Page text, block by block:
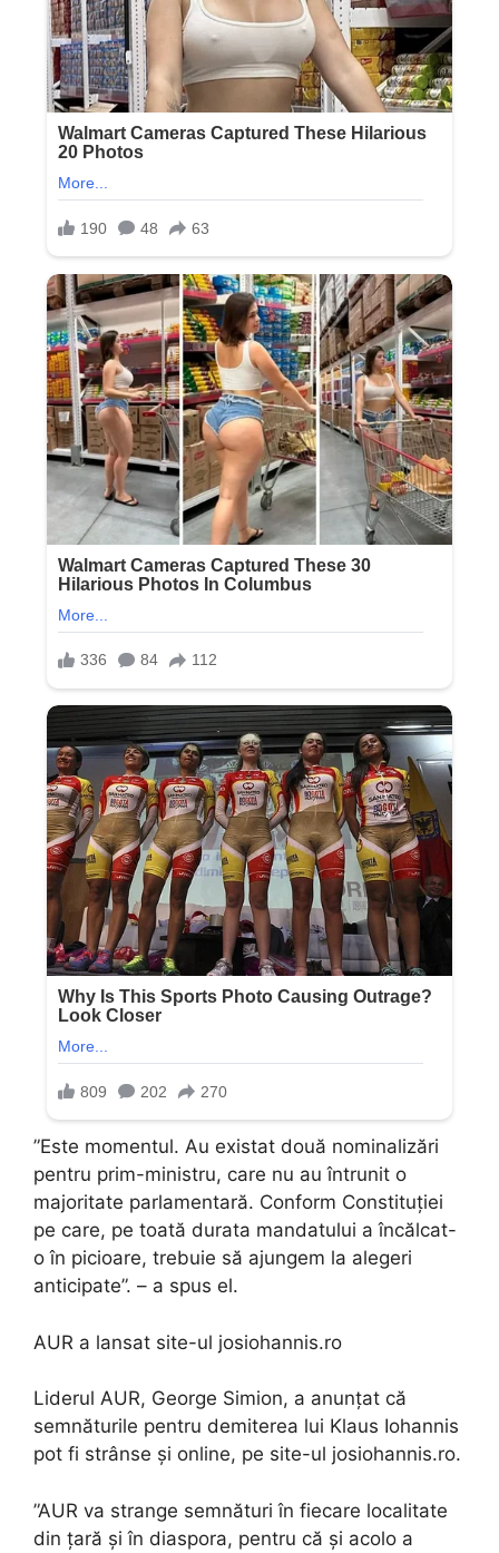
”Este momentul. Au existat două nominalizări
pentru prim-ministru, care nu au întrunit o
majoritate parlamentară. Conform Constituției
pe care, pe toată durata mandatului a încălcat-
o în picioare, trebuie să ajungem la alegeri
anticipate”. – a spus el.
AUR a lansat site-ul josiohannis.ro
Liderul AUR, George Simion, a anunțat că
semnăturile pentru demiterea lui Klaus Iohannis
pot fi strânse și online, pe site-ul josiohannis.ro.
”AUR va strange semnături în fiecare localitate
din țară și în diaspora, pentru că și acolo a